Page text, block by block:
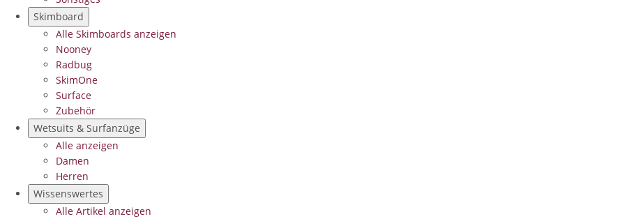
Skimboard
Alle Skimboards anzeigen
Nooney
Radbug
SkimOne
Surface
Zubehör
Wetsuits & Surfanzüge
Alle anzeigen
Damen
Herren
Wissenswertes
Alle Artikel anzeigen